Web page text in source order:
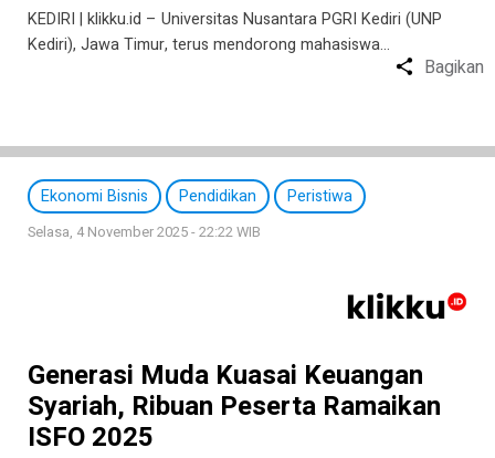
KEDIRI | klikku.id – Universitas Nusantara PGRI Kediri (UNP
Kediri), Jawa Timur, terus mendorong mahasiswa…
Bagikan
Ekonomi Bisnis Pendidikan Peristiwa
Selasa, 4 November 2025 - 22:22 WIB
Generasi Muda Kuasai Keuangan
Syariah, Ribuan Peserta Ramaikan
ISFO 2025